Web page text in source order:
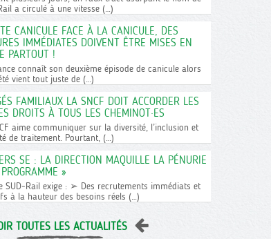
a circulé à une vitesse (…)
CANICULE FACE À LA CANICULE, DES
IMMÉDIATES DOIVENT ÊTRE MISES EN
PARTOUT !
connaît son deuxième épisode de canicule alors
vient tout juste de (…)
FAMILIAUX LA SNCF DOIT ACCORDER LES
DROITS À TOUS LES CHEMINOT·ES
aime communiquer sur la diversité, l’inclusion et
de traitement. Pourtant, (…)
SE : LA DIRECTION MAQUILLE LA PÉNURIE
»
SUD-Rail exige : ➢ Des recrutements immédiats et
à la hauteur des besoins réels (…)
TOUTES LES ACTUALITÉS